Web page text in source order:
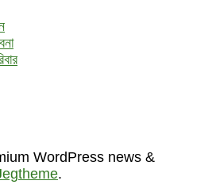
WordPress news &
.